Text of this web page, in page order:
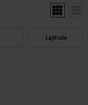
Näytä
Lajittele